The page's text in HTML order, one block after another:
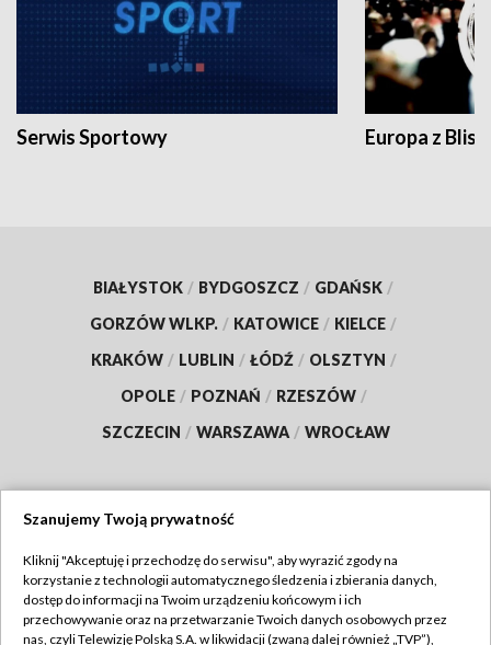
Serwis Sportowy Europa z
BIAŁYSTOK / BYDGOSZCZ / GDAŃSK /
GORZÓW WLKP. / KATOWICE / KIELCE /
KRAKÓW / LUBLIN / ŁÓDŹ / OLSZTYN /
OPOLE / POZNAŃ / RZESZÓW /
SZCZECIN / WARSZAWA / WROCŁAW
TVP
Abonament TVP
Regulamin TVP
Szanujemy Twoją prywatność
Kliknij "Akceptuję i przechodzę do serwisu", aby wyrazić zgody na
korzystanie z technologii automatycznego śledzenia i zbierania danych,
dostęp do informacji na Twoim urządzeniu końcowym i ich
przechowywanie oraz na przetwarzanie Twoich danych osobowych przez
nas, czyli Telewizję Polską S.A. w likwidacji (zwaną dalej również „TVP”),